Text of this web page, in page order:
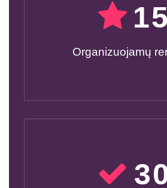
15
Organizuojamų